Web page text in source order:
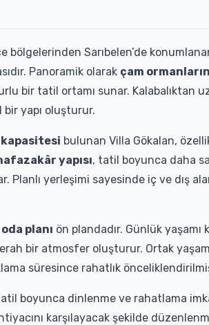
bölgelerinden Sarıbelen’de
Panoramik olarak çam
bir tatil ortamı sunar. Kalabalıktan
yapı oluşturur.
bulunan Villa Gökalan,
yapısı, tatil boyunca daha
Planlı yerleşimi sayesinde iç ve dış
planı ön plandadır. Günlük
bir atmosfer oluşturur. Ortak yaşam
süresince rahatlık
boyunca dinlenme ve rahatlama
karşılayacak şekilde